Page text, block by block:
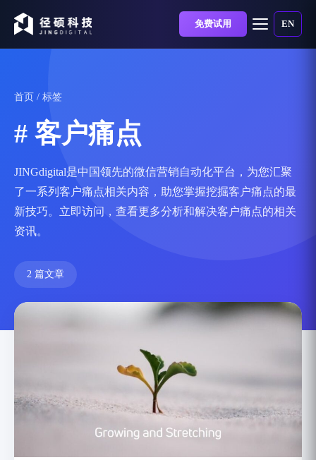
免费试用 EN
首页 / 标签
# 客户痛点
JINGdigital是中国领先的微信营销自动化平台，为您汇聚
了一系列客户痛点相关内容，助您掌握挖掘客户痛点的最
新技巧。立即访问，查看更多分析和解决客户痛点的相关
资讯。
2 篇文章